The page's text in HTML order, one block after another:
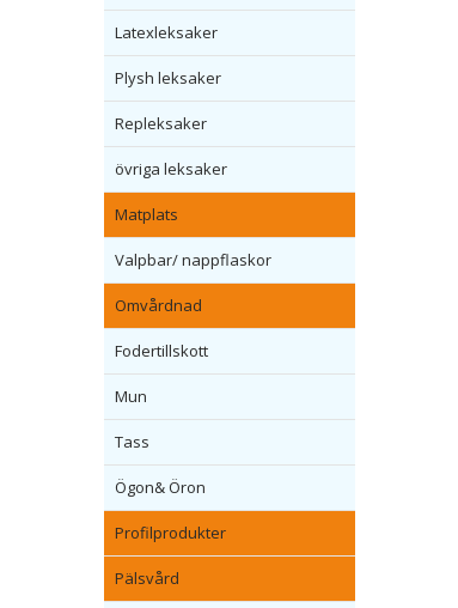
Latexleksaker
Plysh leksaker
Repleksaker
övriga leksaker
Matplats
Valpbar/ nappflaskor
Omvårdnad
Fodertillskott
Mun
Tass
Ögon& Öron
Profilprodukter
Pälsvård